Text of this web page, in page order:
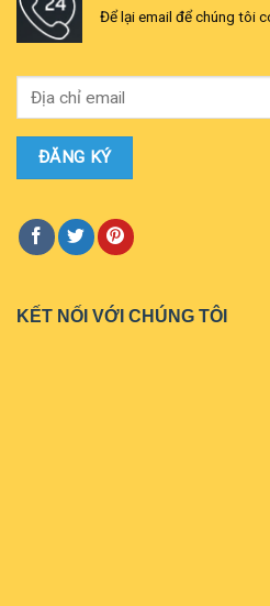
Để lại email để chúng tôi
KẾT NỐI VỚI CHÚNG TÔI